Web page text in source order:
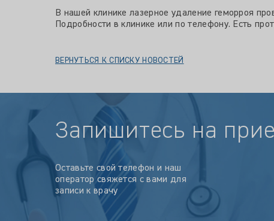
В нашей клинике лазерное удаление геморроя
Подробности в клинике или по телефону. Есть
ВЕРНУТЬСЯ К СПИСКУ НОВОСТЕЙ
Запишитесь на
Оставьте свой телефон и наш
оператор свяжется с вами для
записи к врачу